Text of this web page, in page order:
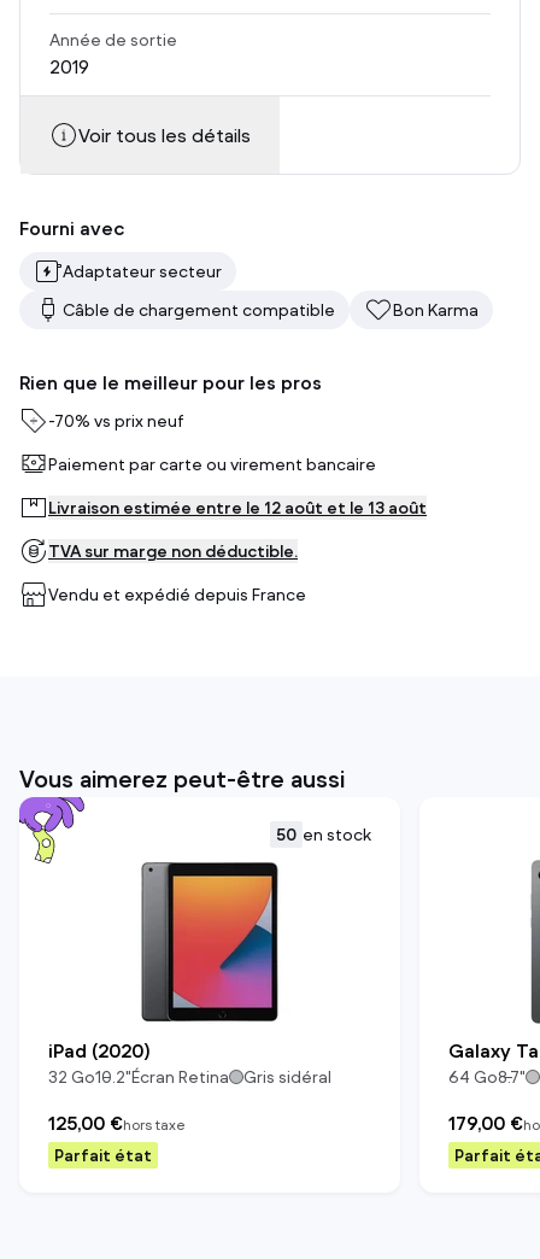
Année de sortie
2019
Voir tous les détails
Fourni avec
Adaptateur secteur
Câble de chargement compatible
Bon Karma
Rien que le meilleur pour les pros
-70% vs prix neuf
Paiement par carte ou virement bancaire
Livraison estimée entre le 12 août et le 13 août
TVA sur marge non déductible.
Vendu et expédié depuis France
Vous aimerez peut-être aussi
50 en stock
iPad (2020)
32 Go10.2"Écran Retina Gris sidéral
125,00 €hors taxe
Parfait état
Galaxy
64 Go8.7"
179,00 €
Parfait